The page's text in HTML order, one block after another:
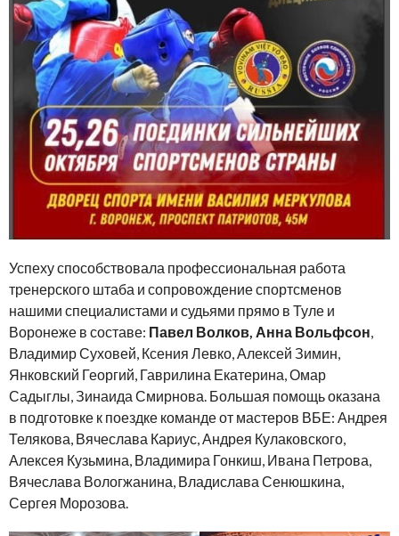
Успеху способствовала профессиональная работа
тренерского штаба и сопровождение спортсменов
нашими специалистами и судьями прямо в Туле и
Воронеже в составе: Павел Волков, Анна Вольфсон,
Владимир Суховей, Ксения Левко, Алексей Зимин,
Янковский Георгий, Гаврилина Екатерина, Омар
Садыглы, Зинаида Смирнова. Большая помощь оказана
в подготовке к поездке команде от мастеров ВБЕ: Андрея
Телякова, Вячеслава Кариус, Андрея Кулаковского,
Алексея Кузьмина, Владимира Гонкиш, Ивана Петрова,
Вячеслава Вологжанина, Владислава Сенюшкина,
Сергея Морозова.